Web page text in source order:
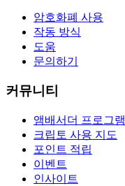
암호화폐 사용
작동 방식
도움
문의하기
커뮤니티
앰배서더 프로그램
크립토 사용 지도
포인트 적립
이벤트
인사이트